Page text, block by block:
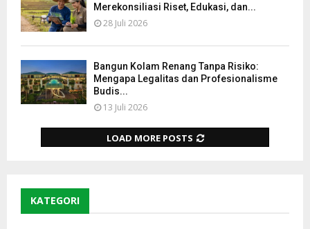
Merekonsiliasi Riset, Edukasi, dan...
28 Juli 2026
Bangun Kolam Renang Tanpa Risiko:
Mengapa Legalitas dan Profesionalisme
Budis...
13 Juli 2026
LOAD MORE POSTS
KATEGORI